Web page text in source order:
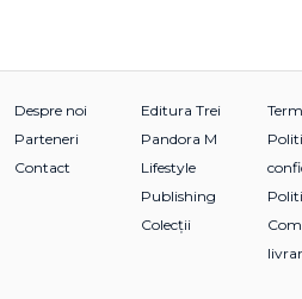
Despre noi
Parteneri
Contact
Editura Trei
Pandora M
Lifestyle
Publishing
Colecții